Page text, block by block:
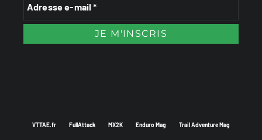
VTTAE.fr FullAttack MX2K Enduro Mag Trail Adventure Mag